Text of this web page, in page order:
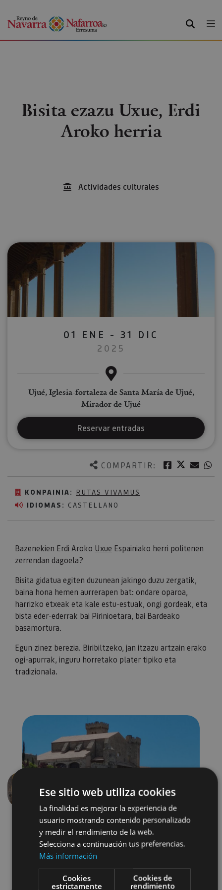
BILATU
Bisita ezazu Uxue, Erdi
Aroko herria
Actividades culturales
COMPARTIR: Facebook
Twitter
KONPAINIA: RUTAS VIVAMUS
IDIOMAS: CASTELLANO
Bazenekien Erdi Aroko Uxue Espainiako herri politenen
zerrendan dagoela?
Bisita gidatua egiten duzunean jakingo duzu zergatik,
baina hona hemen aurrerapen bat: ondare oparoa,
harrizko etxeak eta kale estu-estuak, ongi gordeak, eta
bista eder-ederrak bai Pirinioetara, bai Bardeako
basamortura.
Egun zinez berezia. Biribiltzeko, jan itzazu artzain erako
ogi-apurrak, inguru horretako plater tipiko eta
tradizionala.
01 ENE - 31 DIC
2025
Ujué, Iglesia-fortaleza de Santa María de Ujué,
Mirador de Ujué
Reservar entradas
Aurrekoa
Castillos y fortalezas
Ese sitio web utiliza cookies
La finalidad es mejorar la experiencia de
usuario mostrando contenido personalizado
y medir el rendimiento de la web.
Selecciona a continuación tus preferencias.
Más información
Cookies
estrictamente
Cookies de
rendimiento